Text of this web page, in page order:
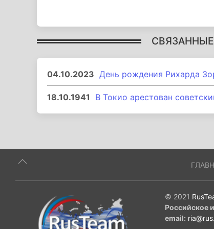
04.10.2023 День рождения Рихарда
18.10.1941 В Токио арестован
© 2021
Российское
email: